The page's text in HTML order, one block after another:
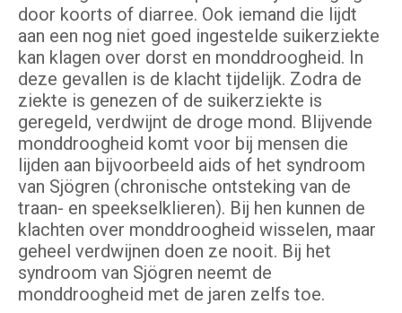
door koorts of diarree. Ook iemand die lijdt
aan een nog niet goed ingestelde suikerziekte
kan klagen over dorst en monddroogheid. In
deze gevallen is de klacht tijdelijk. Zodra de
ziekte is genezen of de suikerziekte is
geregeld, verdwijnt de droge mond. Blijvende
monddroogheid komt voor bij mensen die
lijden aan bijvoorbeeld aids of het syndroom
van Sjögren (chronische ontsteking van de
traan- en speekselklieren). Bij hen kunnen de
klachten over monddroogheid wisselen, maar
geheel verdwijnen doen ze nooit. Bij het
syndroom van Sjögren neemt de
monddroogheid met de jaren zelfs toe.